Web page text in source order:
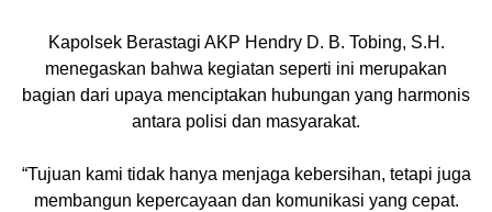
Kapolsek Berastagi AKP Hendry D. B. Tobing, S.H.
menegaskan bahwa kegiatan seperti ini merupakan
bagian dari upaya menciptakan hubungan yang harmonis
antara polisi dan masyarakat.
“Tujuan kami tidak hanya menjaga kebersihan, tetapi juga
membangun kepercayaan dan komunikasi yang cepat.